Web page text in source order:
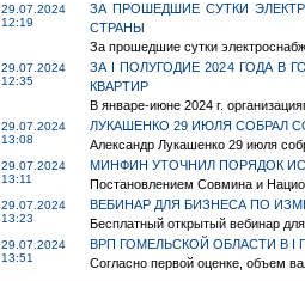
29.07.2024
12:19
ЗА ПРОШЕДШИЕ СУТКИ
СТРАНЫ
За прошедшие сутки
29.07.2024
12:35
ЗА I ПОЛУГОДИЕ 2024 ГОДА В
КВАРТИР
В январе-июне 2024 г.
29.07.2024
13:08
ЛУКАШЕНКО 29 ИЮЛЯ СОБРАЛ
Александр Лукашенко 29 июля
29.07.2024
13:11
МИНФИН УТОЧНИЛ ПОРЯДОК
Постановлением Совмина и
29.07.2024
13:23
ВЕБИНАР ДЛЯ БИЗНЕСА ПО
Бесплатный открытый вебинар
29.07.2024
13:51
ВРП ГОМЕЛЬСКОЙ ОБЛАСТИ В I
Согласно первой оценке, объем